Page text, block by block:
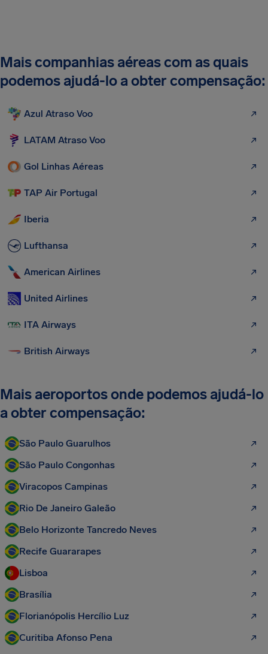
Mais companhias aéreas com as quais
podemos ajudá-lo a obter compensação:
Azul Atraso Voo
LATAM Atraso Voo
Gol Linhas Aéreas
TAP Air Portugal
Iberia
Lufthansa
American Airlines
United Airlines
ITA Airways
British Airways
Mais aeroportos onde podemos ajudá-lo
a obter compensação:
São Paulo Guarulhos
São Paulo Congonhas
Viracopos Campinas
Rio De Janeiro Galeão
Belo Horizonte Tancredo Neves
Recife Guararapes
Lisboa
Brasília
Florianópolis Hercílio Luz
Curitiba Afonso Pena